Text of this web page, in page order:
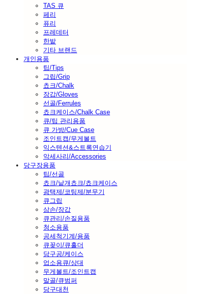
TAS 큐
페리
퓨리
프레데터
한밭
기타 브랜드
개인용품
팁/Tips
그립/Grip
쵸크/Chalk
장갑/Gloves
선골/Ferrules
쵸크케이스/Chalk Case
큐/팁 관리용품
큐 가방/Cue Case
조인트캡/무게볼트
익스텐션&스트록연습기
악세사리/Accessories
당구장용품
팁/선골
쵸크/낱개쵸크/쵸크케이스
광택제/코팅제/분무기
큐그립
삼손/장갑
큐관리/손질용품
청소용품
공세척기계/용품
큐꽂이/큐홀더
당구공/케이스
업소용큐/상대
무게볼트/조인트캡
말골/큐범퍼
당구대천